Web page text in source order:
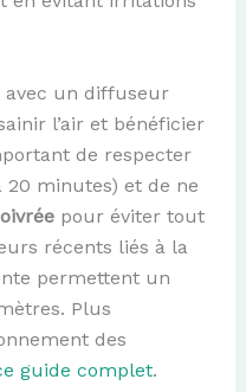
un diffuseur
l’air et bénéficier
de respecter
20 minutes) et de ne
pour éviter tout
récents liés à la
permettent un
Plus
des
guide complet.